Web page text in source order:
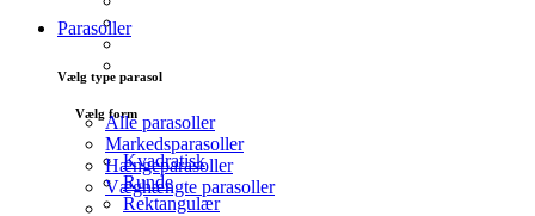
Vælg form
Kvadratisk
Runde
Rektangulær
Parasoller
Vælg type parasol
Alle parasoller
Markedsparasoller
Hængeparasoller
Væghængte parasoller